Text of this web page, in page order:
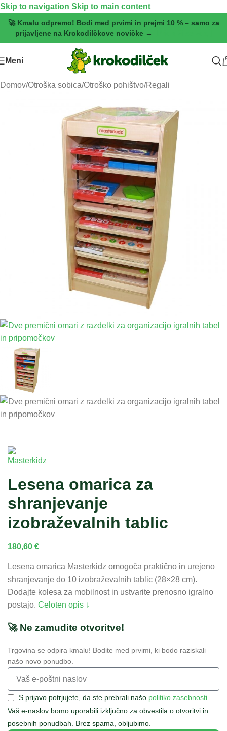
Skip to navigation Skip to main content
🚀 Kmalu odpremo! Bodi med prvimi in prejmi 10 % – samo za
prijavljene na Krokodilčkove novičke →
Meni
Domov/Otroška sobica/Otroško pohištvo/Regali
Lesena omarica za
shranjevanje
izobraževalnih tablic
180,60 €
Lesena omarica Masterkidz omogoča praktično in urejeno
shranjevanje do 10 izobraževalnih tablic (28×28 cm).
Dodajte kolesa za mobilnost in ustvarite prenosno igralno
postajo. Celoten opis ↓
🚀 Ne zamudite otvoritve!
Trgovina se odpira kmalu! Bodite med prvimi, ki bodo raziskali
našo novo ponudbo.
S prijavo potrjujete, da ste prebrali našo politiko zasebnosti.
Vaš e-naslov bomo uporabili izključno za obvestila o otvoritvi in
posebnih ponudbah. Brez spama, obljubimo.